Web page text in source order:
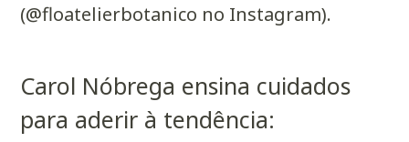
(@floatelierbotanico no Instagram).
Carol Nóbrega ensina cuidados
para aderir à tendência: